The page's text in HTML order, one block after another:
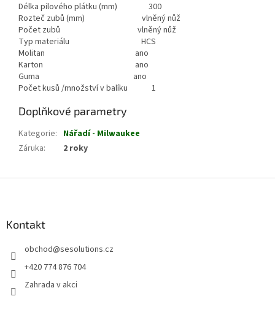
Délka pilového plátku (mm) 300
Rozteč zubů (mm) vlněný nůž
Počet zubů vlněný nůž
Typ materiálu HCS
Molitan ano
Karton ano
Guma ano
Počet kusů /množství v balíku 1
Doplňkové parametry
Kategorie: Nářadí - Milwaukee
Záruka: 2 roky
Kontakt
obchod@sesolutions.cz
+420 774 876 704
Zahrada v akci